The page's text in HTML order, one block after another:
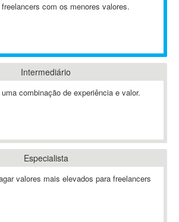
(AWT)
com os menores valores.
Intermediário
combinação de experiência e valor.
Especialista
valores mais elevados para freelancers